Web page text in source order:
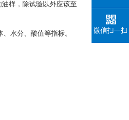
样，除试验以外应该至
水分、酸值等指标。
微信扫一扫